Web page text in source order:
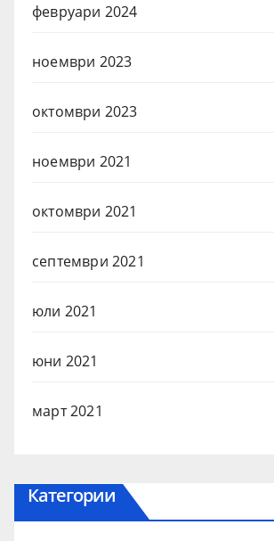
февруари 2024
ноември 2023
октомври 2023
ноември 2021
октомври 2021
септември 2021
юли 2021
юни 2021
март 2021
Категории